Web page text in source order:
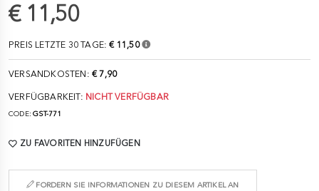
€ 11,50
PREIS LETZTE 30 TAGE:€ 11,50
VERSANDKOSTEN: € 7,90
VERFÜGBARKEIT: NICHT VERFÜGBAR
CODE:GST-771
ZU FAVORITEN HINZUFÜGEN
FORDERN SIE INFORMATIONEN ZU DIESEM ARTIKEL AN